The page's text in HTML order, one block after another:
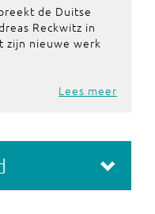
de Duitse
Reckwitz in
zijn nieuwe werk
Lees meer